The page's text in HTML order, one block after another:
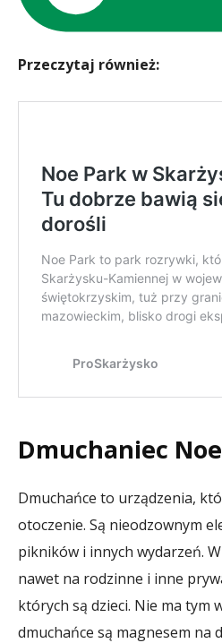
Przeczytaj również:
Dmuchaniec
Dmuchańce to urządzenia,
otoczenie. Są nieodzownym
pikników i innych wydarzeń.
nawet na rodzinne i inne
których są dzieci. Nie ma tym
dmuchańce są magnesem na